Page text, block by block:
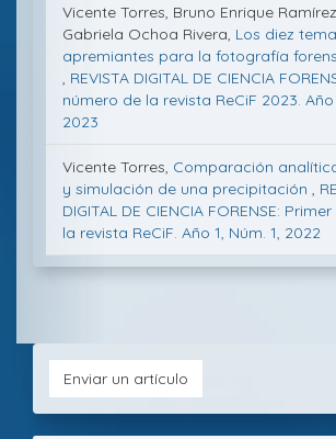
Vicente Torres, Bruno Enrique
Gabriela Ochoa Rivera, Los diez
apremiantes para la fotografía
REVISTA DIGITAL DE CIENCIA
número de la revista ReCiF 2023. Año
2023
Vicente Torres, Comparación
y simulación de una precipitación
DIGITAL DE CIENCIA FORENSE:
la revista ReCiF. Año 1, Núm. 1, 2022
Enviar un artículo